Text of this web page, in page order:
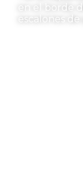
en el borde
escalones de